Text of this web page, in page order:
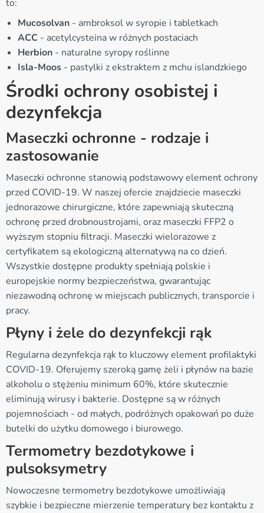
to:
Mucosolvan - ambroksol w syropie i tabletkach
ACC - acetylcysteina w różnych postaciach
Herbion - naturalne syropy roślinne
Isla-Moos - pastylki z ekstraktem z mchu islandzkiego
Środki ochrony osobistej i
dezynfekcja
Maseczki ochronne - rodzaje i
zastosowanie
Maseczki ochronne stanowią podstawowy element ochrony
przed COVID-19. W naszej ofercie znajdziecie maseczki
jednorazowe chirurgiczne, które zapewniają skuteczną
ochronę przed drobnoustrojami, oraz maseczki FFP2 o
wyższym stopniu filtracji. Maseczki wielorazowe z
certyfikatem są ekologiczną alternatywą na co dzień.
Wszystkie dostępne produkty spełniają polskie i
europejskie normy bezpieczeństwa, gwarantując
niezawodną ochronę w miejscach publicznych, transporcie i
pracy.
Płyny i żele do dezynfekcji rąk
Regularna dezynfekcja rąk to kluczowy element profilaktyki
COVID-19. Oferujemy szeroką gamę żeli i płynów na bazie
alkoholu o stężeniu minimum 60%, które skutecznie
eliminują wirusy i bakterie. Dostępne są w różnych
pojemnościach - od małych, podróżnych opakowań po duże
butelki do użytku domowego i biurowego.
Termometry bezdotykowe i
pulsoksymetry
Nowoczesne termometry bezdotykowe umożliwiają
szybkie i bezpieczne mierzenie temperatury bez kontaktu z